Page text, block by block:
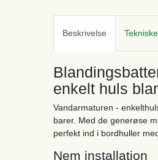
Beskrivelse
enkelt huls
Vandarmaturen -
barer. Med de generøse
perfekt ind i bordhuller
Nem installation